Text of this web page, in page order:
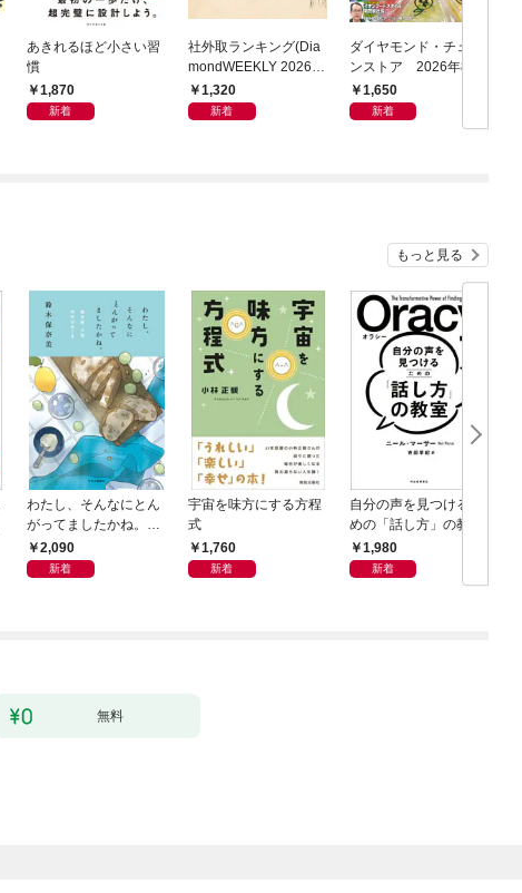
あきれるほど小さい習
慣
1,870
新着
社外取ランキング(Dia
mondWEEKLY 2026年
8/8・15合併号)
1,320
新着
ダイヤモンド・チェー
ンストア 2026年8月
1日・15日号
1,650
新着
もっと見る
わたし、そんなにとん
がってましたかね。
獅子座、Ａ型、丙午は
めぐる
2,090
新着
宇宙を味方にする方程
式
1,760
新着
自分の声を見つけるた
めの「話し方」の教
室 Ｏｒａｃｙ（オラ
シー）
1,980
新着
無料